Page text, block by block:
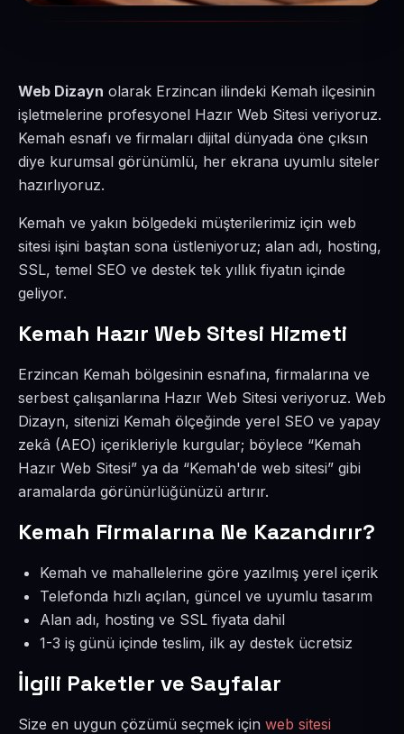
Web Dizayn olarak Erzincan ilindeki Kemah ilçesinin
işletmelerine profesyonel Hazır Web Sitesi veriyoruz.
Kemah esnafı ve firmaları dijital dünyada öne çıksın
diye kurumsal görünümlü, her ekrana uyumlu siteler
hazırlıyoruz.
Kemah ve yakın bölgedeki müşterilerimiz için web
sitesi işini baştan sona üstleniyoruz; alan adı, hosting,
SSL, temel SEO ve destek tek yıllık fiyatın içinde
geliyor.
Kemah Hazır Web Sitesi Hizmeti
Erzincan Kemah bölgesinin esnafına, firmalarına ve
serbest çalışanlarına Hazır Web Sitesi veriyoruz. Web
Dizayn, sitenizi Kemah ölçeğinde yerel SEO ve yapay
zekâ (AEO) içerikleriyle kurgular; böylece “Kemah
Hazır Web Sitesi” ya da “Kemah'de web sitesi” gibi
aramalarda görünürlüğünüzü artırır.
Kemah Firmalarına Ne Kazandırır?
Kemah ve mahallelerine göre yazılmış yerel içerik
Telefonda hızlı açılan, güncel ve uyumlu tasarım
Alan adı, hosting ve SSL fiyata dahil
1-3 iş günü içinde teslim, ilk ay destek ücretsiz
İlgili Paketler ve Sayfalar
Size en uygun çözümü seçmek için web sitesi